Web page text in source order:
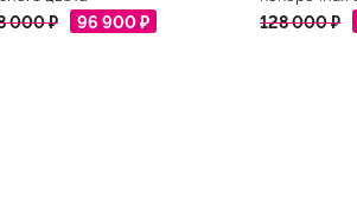
000 ₽ 96 900 ₽ 128 000 ₽